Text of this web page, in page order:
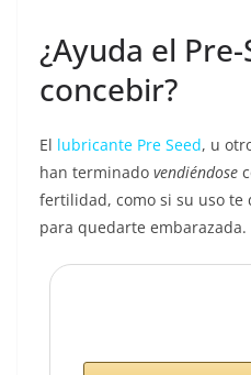
¿Ayuda el Pre-
concebir?
El lubricante Pre Seed, u
han terminado vendiéndose
fertilidad, como si su uso te
para quedarte embarazada.